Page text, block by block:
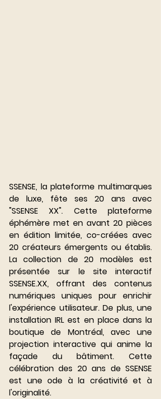
SSENSE, la plateforme multimarques
de luxe, fête ses 20 ans avec
"SSENSE XX". Cette plateforme
éphémère met en avant 20 pièces
en édition limitée, co-créées avec
20 créateurs émergents ou établis.
La collection de 20 modèles est
présentée sur le site interactif
SSENSE.XX, offrant des contenus
numériques uniques pour enrichir
l'expérience utilisateur. De plus, une
installation IRL est en place dans la
boutique de Montréal, avec une
projection interactive qui anime la
façade du bâtiment. Cette
célébration des 20 ans de SSENSE
est une ode à la créativité et à
l'originalité.